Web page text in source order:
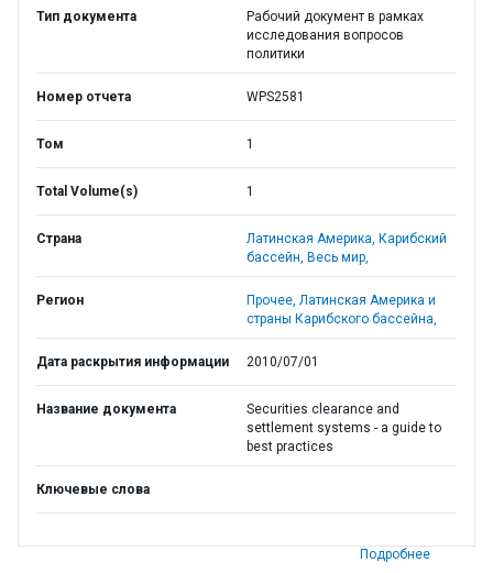
Тип документа
Рабочий документ в рамках
исследования вопросов
политики
Номер отчета WPS2581
Том 1
Total Volume(s) 1
Страна Латинская Америка, Карибский
бассейн, Весь мир,
Регион Прочее, Латинская Америка и
страны Карибского бассейна,
Дата раскрытия информации 2010/07/01
Название документа
Securities clearance and
settlement systems - a guide to
best practices
Ключевые слова
Подробнее